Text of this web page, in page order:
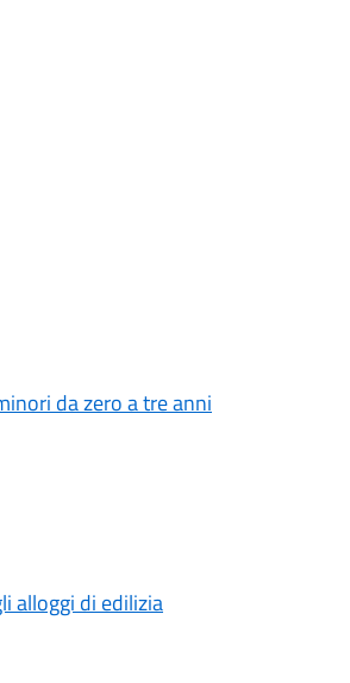
da zero a tre anni
alloggi di edilizia